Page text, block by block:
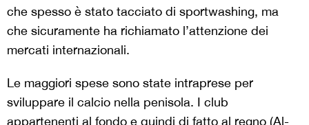
che spesso è stato tacciato di sportwashing, ma
che sicuramente ha richiamato l’attenzione dei
mercati internazionali.
Le maggiori spese sono state intraprese per
sviluppare il calcio nella penisola. I club
appartenenti al fondo e quindi di fatto al regno (Al-